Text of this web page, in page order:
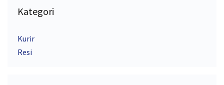
Kategori
Kurir
Resi